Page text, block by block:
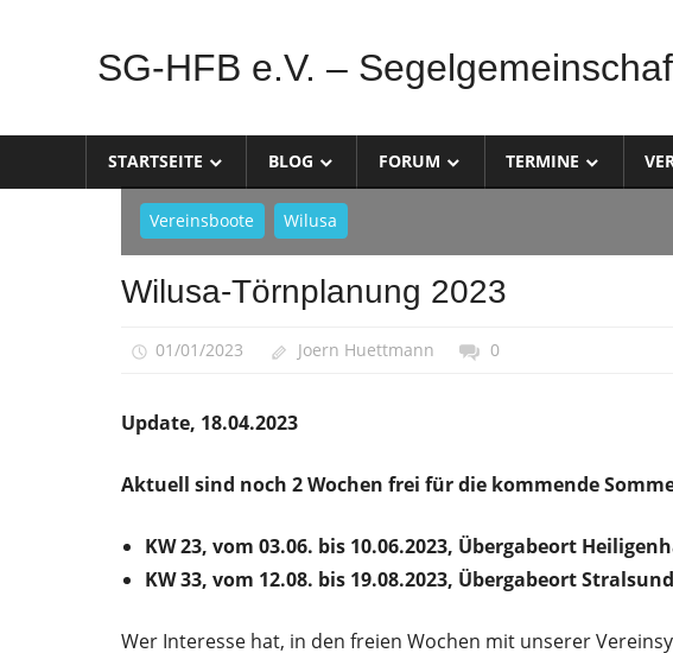
SG-HFB e.V. –
Airbus-
Sportgemeinschaft
Hamburg
STARTSEITE BLOG FORUM TERMINE
Vereinsboote Wilusa
Wilusa-Törnplanung 2023
01/01/2023 Joern Huettmann 0
Update, 18.04.2023
Aktuell sind noch 2 Wochen frei für die kommende
KW 23, vom 03.06. bis 10.06.2023, Übergabeort
KW 33, vom 12.08. bis 19.08.2023, Übergabeort Stralsund
Wer Interesse hat, in den freien Wochen mit unserer